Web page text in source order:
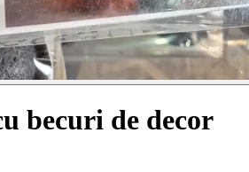
becuri de decor